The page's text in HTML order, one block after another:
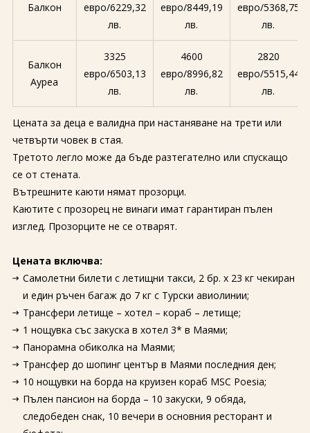
Балкон
евро/6229,32
лв.
евро/8449,19
лв.
евро/5368,75
лв.
Балкон
Ауреа
3325
евро/6503,13
лв.
4600
евро/8996,82
лв.
2820
евро/5515,44
лв.
Цената за деца е валидна при настаняване на трети или
четвърти човек в стая.
Третото легло може да бъде разтегателно или спускащо
се от стената.
Вътрешните каюти нямат прозорци.
Каютите с прозорец не винаги имат гарантиран пълен
изглед. Прозорците не се отварят.
Цената включва:
Самолетни билети с летищни такси, 2 бр. х 23 кг чекиран
и един ръчен багаж до 7 кг с Турски авиолинии;
Трансфери летище – хотел – кораб – летище;
1 нощувка със закуска в хотел 3* в Маями;
Панорамна обиколка на Маями;
Трансфер до шопинг център в Маями последния ден;
10 нощувки на борда на круизен кораб MSC Poesia;
Пълен пансион на борда – 10 закуски, 9 обяда,
следобеден снак, 10 вечери в основния ресторант и